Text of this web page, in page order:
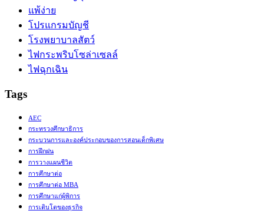
แพ้ง่าย
โปรแกรมบัญชี
โรงพยาบาลสัตว์
ไฟกระพริบโซล่าเซลล์
ไฟฉุกเฉิน
Tags
AEC
กระทรวงศึกษาธิการ
กระบวนการและองค์ประกอบของการสอนเด็กพิเศษ
การฝึกฝน
การวางแผนชีวิต
การศึกษาต่อ
การศึกษาต่อ MBA
การศึกษาแก่ผู้พิการ
การเติบโตของธุรกิจ